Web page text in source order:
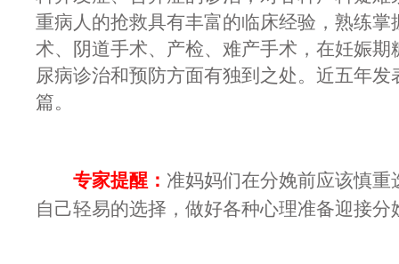
重病人的抢救具有丰富的临床经验，熟练掌
术、阴道手术、产检、难产手术，在妊娠期
尿病诊治和预防方面有独到之处。近五年发
篇。
专家提醒： 准妈妈们在分娩前应该慎重
自己轻易的选择，做好各种心理准备迎接分